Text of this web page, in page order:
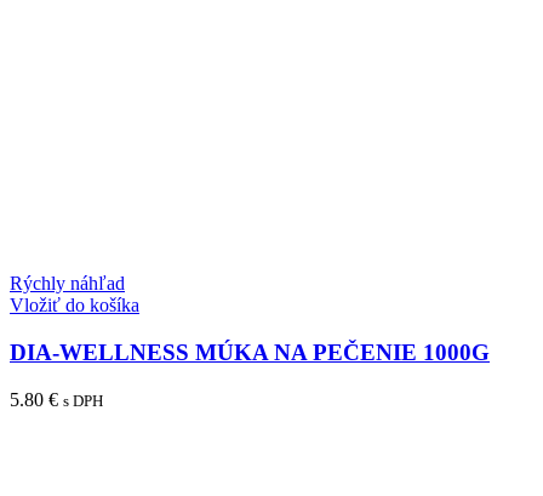
Rýchly náhľad
Vložiť do košíka
DIA-WELLNESS MÚKA NA PEČENIE 1000G
5.80 € s DPH